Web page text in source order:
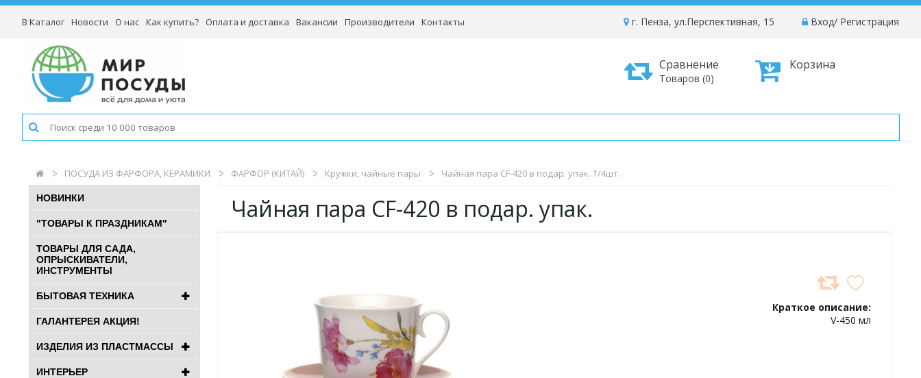
В Каталог Новости О нас Как купить? Оплата и доставка Вакансии Производители Контакты Вход/ Регистрация
г. Пенза, ул.Перспективная, 15
Корзина
Сравнение
Товаров (0)
ПОСУДА ИЗ ФАРФОРА, КЕРАМИКИ ФАРФОР (КИТАЙ) Кружки, чайные пары Чайная пара CF-420 в подар. упак. 1/4шт.
НОВИНКИ
"ТОВАРЫ К ПРАЗДНИКАМ"
ТОВАРЫ ДЛЯ САДА,
ОПРЫСКИВАТЕЛИ,
ИНСТРУМЕНТЫ
БЫТОВАЯ ТЕХНИКА
ГАЛАНТЕРЕЯ АКЦИЯ!
ИЗДЕЛИЯ ИЗ ПЛАСТМАССЫ
ИНТЕРЬЕР
Чайная пара CF-420 в подар. упак.
Краткое описание:
V-450 мл